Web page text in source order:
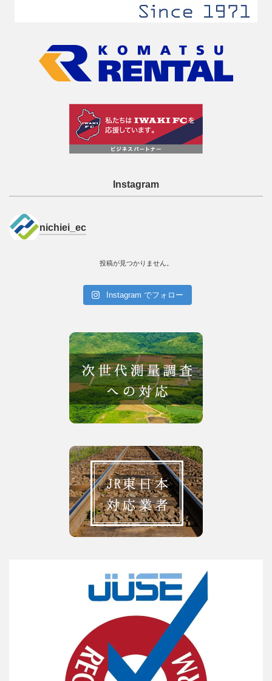
Instagram
nichiei_ec
投稿が見つかりません。
Instagram でフォロー